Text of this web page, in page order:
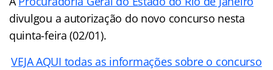
divulgou a autorização do novo concurso nesta
quinta-feira (02/01).
VEJA AQUI todas as informações sobre o concurso